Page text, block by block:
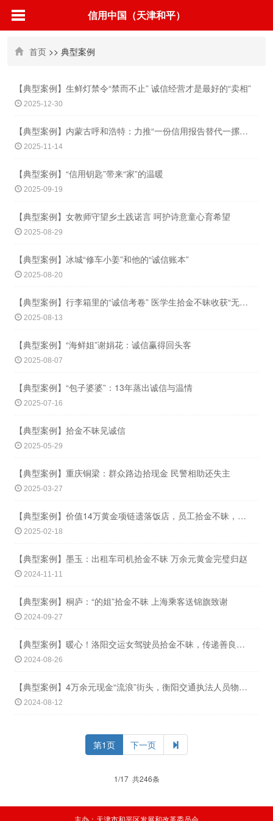
信用中国（天津和平）
首页 >> 典型案例
【典型案例】生鲜灯禁令“禁而不止” 诚信经营才是最好的“卖相”
2025-12-30
【典型案例】内蒙古呼和浩特：力推“一份信用报告替代一摞证明”打造“信用青城”新名
2025-11-14
【典型案例】“信用钥匙”带来“家”的温暖
2025-09-19
【典型案例】女教师守望乡土践诺言 呵护诗意童心育希望
2025-08-29
【典型案例】冰城“修车小姜”和他的“诚信账本”
2025-08-20
【典型案例】行李箱里的“诚信考卷” 医学生拾金不昧收获“无声感谢”
2025-08-13
【典型案例】“海鲜姐”谢娟花：诚信赢得回头客
2025-08-07
【典型案例】“包子婆婆”：13年蒸出诚信与温情
2025-07-16
【典型案例】拾金不昧见诚信
2025-05-29
【典型案例】重庆铜梁：群众路边拾现金 民警相助还失主
2025-03-27
【典型案例】价值14万黄金项链遗落饭店，员工拾金不昧，顾客点赞！
2025-02-18
【典型案例】墨玉：出租车司机拾金不昧 万余元黄金完璧归赵
2024-11-11
【典型案例】桐庐：“的姐”拾金不昧 上海乘客送锦旗致谢
2024-09-27
【典型案例】暖心！洛阳交运女驾驶员拾金不昧，传递善良与美好
2024-08-26
【典型案例】4万余元现金“流浪”街头，衡阳交通执法人员物归原主
2024-08-12
第1页 下一页
1/17 共246条
主办：天津市和平区发展和改革委员会